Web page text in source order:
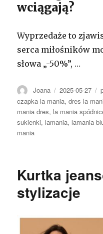
wciągają?
Wyprzedaże to
serca miłośników
słowa „-50%”, …
Autor
Joana Opublikowano
2025-05-27
czapka la mania,dres la
mania dres, la mania
sukienki, lamania, lamania
mania
Kurtka
stylizacje